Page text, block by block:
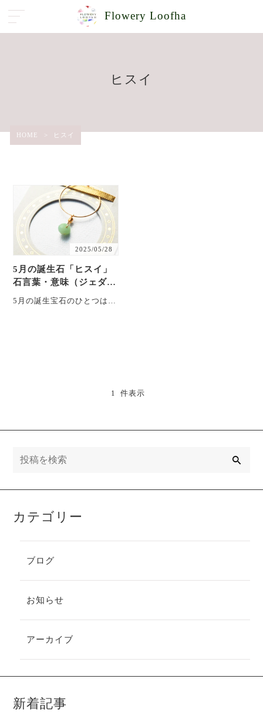
Flowery Loofha
ヒスイ
HOME > ヒスイ
2025/05/28
5月の誕生石「ヒスイ」
石言葉・意味（ジェダイ
ト以外に、アベンチュリ
5月の誕生宝石のひとつは翡
1 件表示
カテゴリー
ブログ
お知らせ
アーカイブ
新着記事